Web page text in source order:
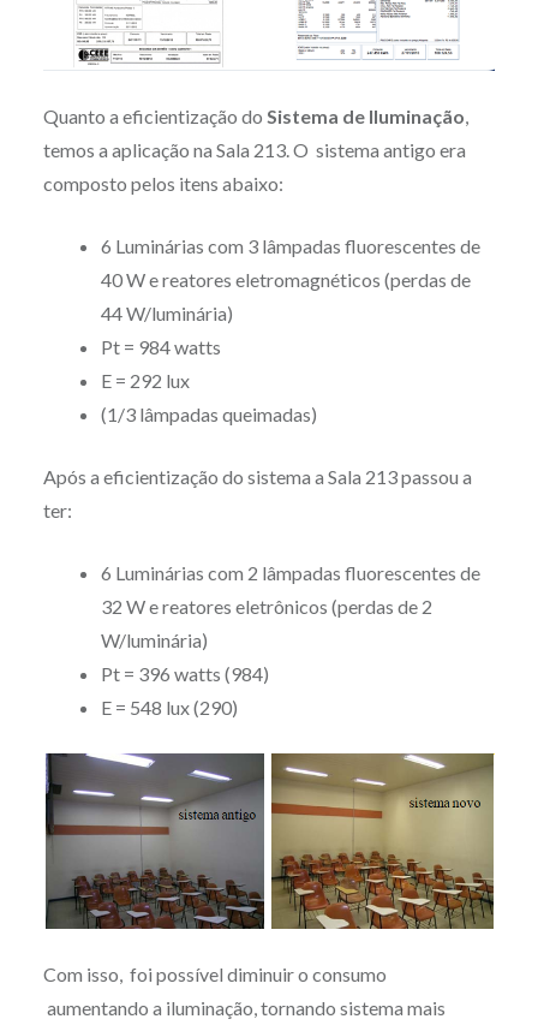
Quanto a eficientização do Sistema de Iluminação,
temos a aplicação na Sala 213. O sistema antigo era
composto pelos itens abaixo:
6 Luminárias com 3 lâmpadas fluorescentes de
40 W e reatores eletromagnéticos (perdas de
44 W/luminária)
Pt = 984 watts
E = 292 lux
(1/3 lâmpadas queimadas)
Após a eficientização do sistema a Sala 213 passou a
ter:
6 Luminárias com 2 lâmpadas fluorescentes de
32 W e reatores eletrônicos (perdas de 2
W/luminária)
Pt = 396 watts (984)
E = 548 lux (290)
Com isso, foi possível diminuir o consumo
aumentando a iluminação, tornando sistema mais